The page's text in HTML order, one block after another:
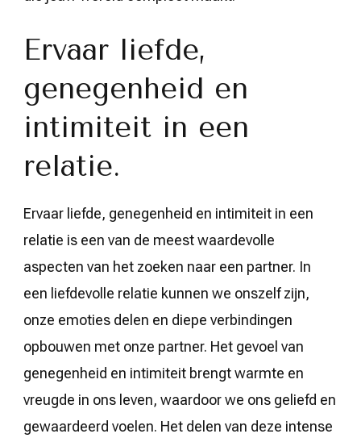
Ervaar liefde,
genegenheid en
intimiteit in een
relatie.
Ervaar liefde, genegenheid en intimiteit in een
relatie is een van de meest waardevolle
aspecten van het zoeken naar een partner. In
een liefdevolle relatie kunnen we onszelf zijn,
onze emoties delen en diepe verbindingen
opbouwen met onze partner. Het gevoel van
genegenheid en intimiteit brengt warmte en
vreugde in ons leven, waardoor we ons geliefd en
gewaardeerd voelen. Het delen van deze intense